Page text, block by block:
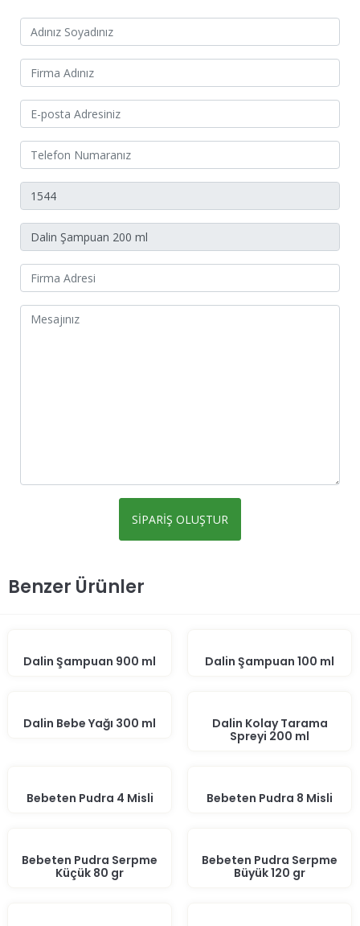
Benzer Ürünler
Dalin Şampuan 900 ml Dalin Şampuan 100 ml
Dalin Bebe Yağı 300 ml
Dalin Kolay Tarama
Spreyi 200 ml
Bebeten Pudra 4 Misli Bebeten Pudra 8 Misli
Bebeten Pudra Serpme
Küçük 80 gr
Bebeten Pudra Serpme
Büyük 120 gr